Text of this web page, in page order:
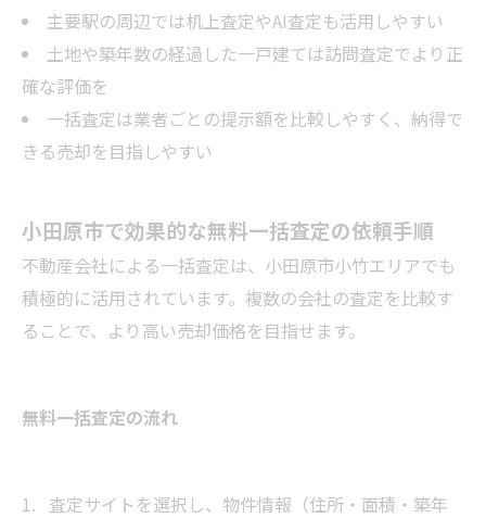
主要駅の周辺では机上査定やAI査定も活用しやすい
土地や築年数の経過した一戸建ては訪問査定でより正
確な評価を
一括査定は業者ごとの提示額を比較しやすく、納得で
きる売却を目指しやすい
小田原市で効果的な無料一括査定の依頼手順
不動産会社による一括査定は、小田原市小竹エリアでも
積極的に活用されています。複数の会社の査定を比較す
ることで、より高い売却価格を目指せます。
無料一括査定の流れ
査定サイトを選択し、物件情報（住所・面積・築年